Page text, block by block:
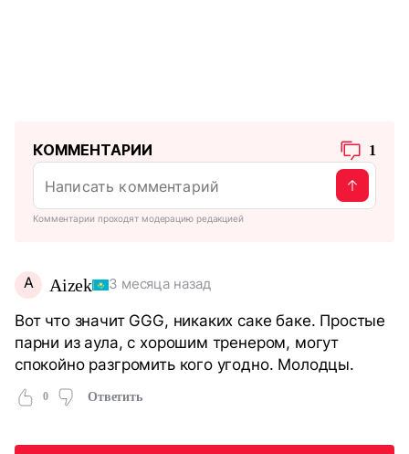
КОММЕНТАРИИ 1
Комментарии проходят модерацию редакцией
A Aizek 3 месяца назад
Вот что значит GGG, никаких саке баке. Простые
парни из аула, с хорошим тренером, могут
спокойно разгромить кого угодно. Молодцы.
0 Ответить